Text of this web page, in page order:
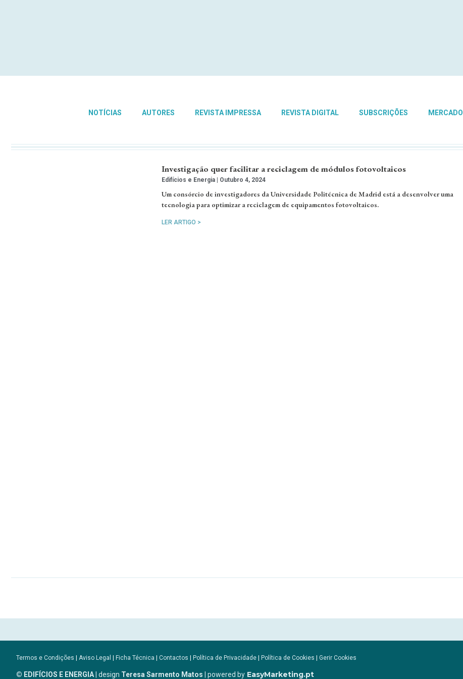
NOTÍCIAS AUTORES REVISTA IMPRESSA REVISTA DIGITAL SUBSCRIÇÕES MERCADO
Investigação quer facilitar a reciclagem de módulos fotovoltaicos
Edifícios e Energia Outubro 4, 2024
Um consórcio de investigadores da Universidade Politécnica de Madrid está a desenvolver uma
tecnologia para optimizar a reciclagem de equipamentos fotovoltaicos.
LER ARTIGO >
Termos e Condições | Aviso Legal | Ficha Técnica | Contactos | Política de Privacidade | Política de Cookies | Gerir Cookies
© EDIFÍCIOS E ENERGIA| design Teresa Sarmento Matos | powered by EasyMarketing.pt